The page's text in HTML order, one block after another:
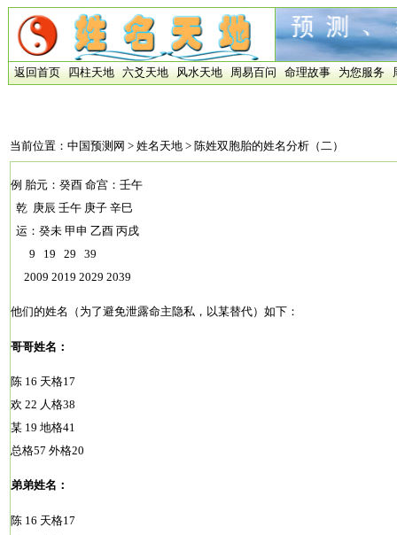
返回首页 四柱天地 六爻天地 风水天地 周易百问 命理故事 为您服务
当前位置： 中国预测网 > 姓名天地 > 陈姓双胞胎的姓名分析（二）
例 胎元：癸酉 命宫：壬午
乾 庚辰 壬午 庚子 辛巳
运：癸未 甲申 乙酉 丙戌
9 19 29 39
2009 2019 2029 2039
他们的姓名（为了避免泄露命主隐私，以某替代）如下：
哥哥姓名：
陈 16 天格17
欢 22 人格38
某 19 地格41
总格57 外格20
弟弟姓名：
陈 16 天格17